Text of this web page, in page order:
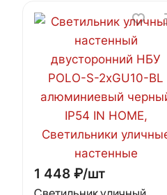
1 448 ₽/шт